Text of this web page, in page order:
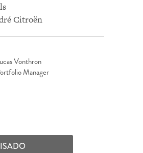
Citroën
Vonthron
Manager